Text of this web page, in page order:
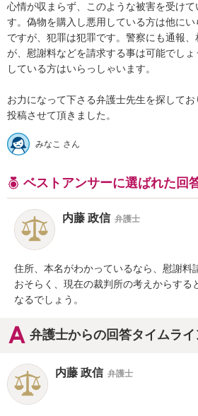
心情が収まらず、このような被害を受けて
す。偽物を購入し悪用している方は他に
ですが、犯罪は犯罪です。警察にも通報
が、慰謝料などを請求する事は可能でし
している方はいらっしゃいます。
お力になって下さる弁護士先生を探して
投稿させて頂きました。
みなこ さん
ベストアンサーに選ばれた回
内藤 政信 弁護士
住所、本名がわかっているなら、慰謝料
おそらく、現在の裁判所の考えからする
なるでしょう。
弁護士からの回答タイムライ
内藤 政信 弁護士